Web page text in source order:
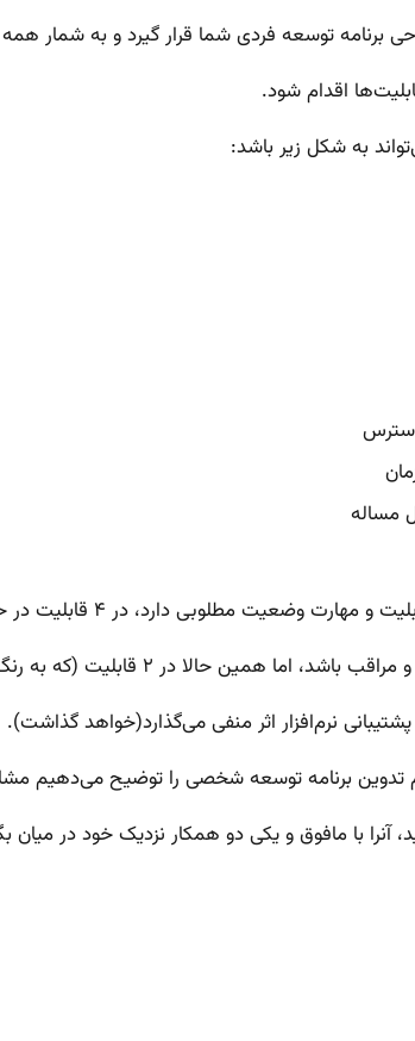
برنامه توسعه فردی شما قرار گیرد و به شمار همه
اقدام شود.
به شکل زیر باشد:
مساله
(که به رنگ قرمز درآمده است) دارای نقاط ضعف
نرم‌افزار اثر منفی می‌گذارد(خواهد گذاشت).
با مافوق و یکی دو همکار نزدیک خود در میان